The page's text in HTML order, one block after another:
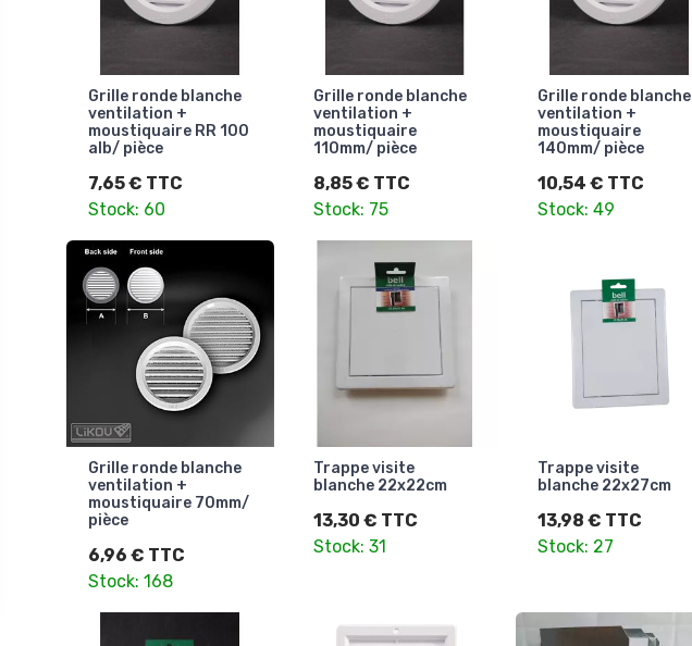
Grille ronde blanche
ventilation +
moustiquaire RR 100
alb/ pièce
7,65 € TTC
Stock: 60
Grille ronde blanche
ventilation +
moustiquaire
110mm/ pièce
8,85 € TTC
Stock: 75
Grille ronde blanche
ventilation +
moustiquaire
140mm/ pièce
10,54 € TTC
Stock: 49
Grille ronde blanche
ventilation +
moustiquaire 70mm/
pièce
6,96 € TTC
Stock: 168
Trappe visite
blanche 22x22cm
13,30 € TTC
Stock: 31
Trappe visite
blanche 22x27cm
13,98 € TTC
Stock: 27